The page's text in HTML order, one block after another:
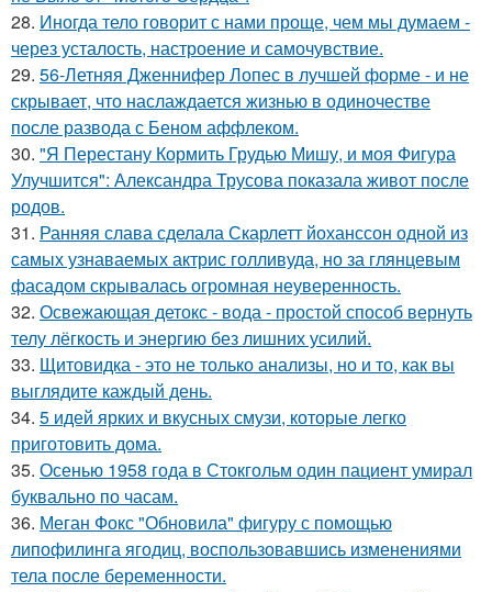
28. Иногда тело говорит с нами проще, чем мы думаем -
через усталость, настроение и самочувствие.
29. 56-Летняя Дженнифер Лопес в лучшей форме - и не
скрывает, что наслаждается жизнью в одиночестве
после развода с Беном аффлеком.
30. "Я Перестану Кормить Грудью Мишу, и моя Фигура
Улучшится": Александра Трусова показала живот после
родов.
31. Ранняя слава сделала Скарлетт йоханссон одной из
самых узнаваемых актрис голливуда, но за глянцевым
фасадом скрывалась огромная неуверенность.
32. Освежающая детокс - вода - простой способ вернуть
телу лёгкость и энергию без лишних усилий.
33. Щитовидка - это не только анализы, но и то, как вы
выглядите каждый день.
34. 5 идей ярких и вкусных смузи, которые легко
приготовить дома.
35. Осенью 1958 года в Стокгольм один пациент умирал
буквально по часам.
36. Меган Фокс "Обновила" фигуру с помощью
липофилинга ягодиц, воспользовавшись изменениями
тела после беременности.